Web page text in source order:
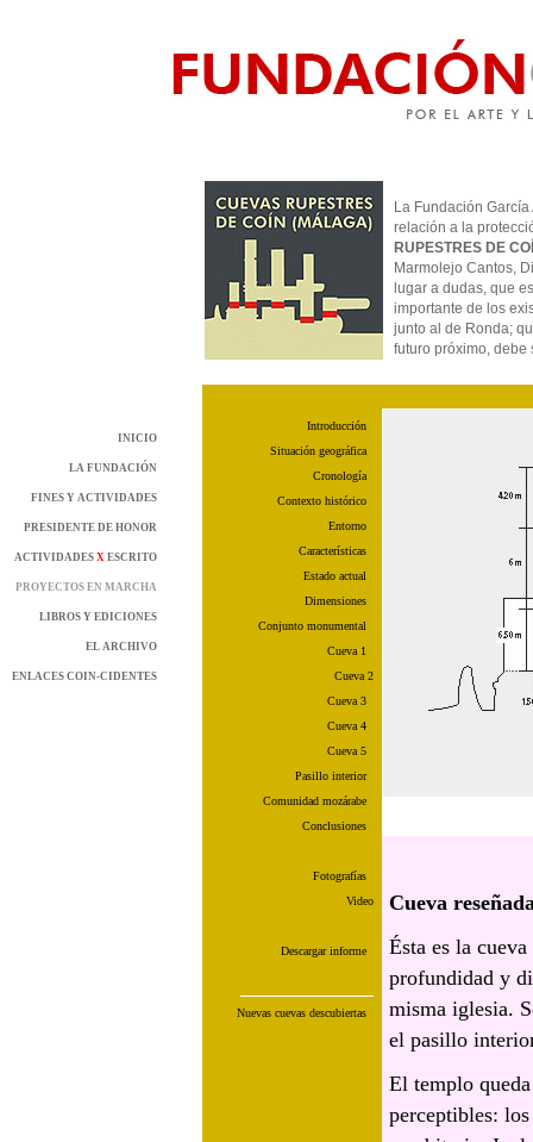
La Fundación
relación a la
RUPESTRES DE
Marmolejo Cantos,
lugar a dudas, que
importante de los
junto al de Ronda;
futuro próximo, debe
Introducción
Situación geográfica
Cronología
Contexto histórico
Entorno
Características
Estado actual
Dimensiones
Conjunto monumental
Cueva 1
Cueva 2
Cueva 3
Cueva 4
Cueva 5
Pasillo interior
Comunidad mozárabe
Conclusiones
Fotografías
Video
Descargar informe
Nuevas cuevas descubiertas
Cueva
Ésta es la
profundidad y
misma iglesia.
el pasillo
El templo
perceptibles:
INICIO
LA FUNDACIÓN
FINES Y ACTIVIDADES
PRESIDENTE DE HONOR
ACTIVIDADES X ESCRITO
PROYECTOS EN MARCHA
LIBROS Y EDICIONES
EL ARCHIVO
ENLACES COIN-CIDENTES